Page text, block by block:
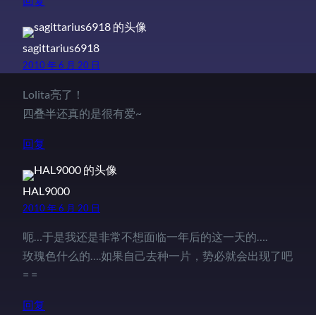
sagittarius6918
2010 年 6 月 20 日
Lolita亮了！
四叠半还真的是很有爱~
回复
HAL9000
2010 年 6 月 20 日
呃…于是我还是非常不想面临一年后的这一天的….
玫瑰色什么的….如果自己去种一片，势必就会出现了吧
= =
回复